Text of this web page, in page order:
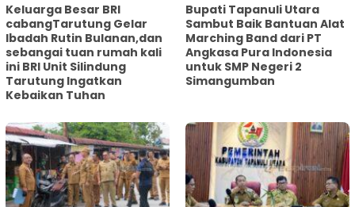
Keluarga Besar BRI
cabangTarutung Gelar
Ibadah Rutin Bulanan,dan
sebangai tuan rumah kali
ini BRI Unit Silindung
Tarutung Ingatkan
Kebaikan Tuhan
Bupati Tapanuli Utara
Sambut Baik Bantuan Alat
Marching Band dari PT
Angkasa Pura Indonesia
untuk SMP Negeri 2
Simangumban